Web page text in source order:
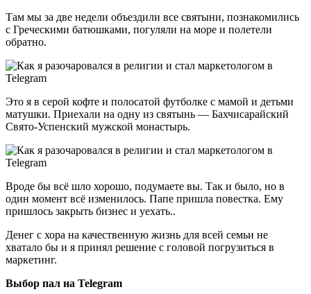
Там мы за две недели объездили все святыни, познакомились
с Греческими батюшками, погуляли на море и полетели
обратно.
Это я в серой кофте и полосатой футболке с мамой и детьми
матушки. Приехали на одну из святынь — Бахчисарайский
Свято-Успенский мужской монастырь.
Вроде бы всё шло хорошо, подумаете вы. Так и было, но в
один момент всё изменилось. Папе пришла повестка. Ему
пришлось закрыть бизнес и уехать..
Денег с хора на качественную жизнь для всей семьи не
хватало бы и я принял решение с головой погрузиться в
маркетинг.
Выбор пал на Telegram